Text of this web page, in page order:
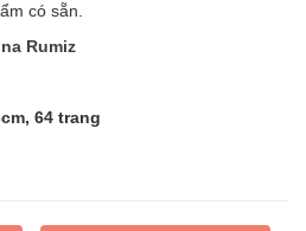
có sẵn.
Rumiz
64 trang